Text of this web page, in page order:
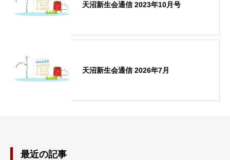
天沼新生会通信 2023年10月号
天沼新生会通信 2026年7月
最近の記事